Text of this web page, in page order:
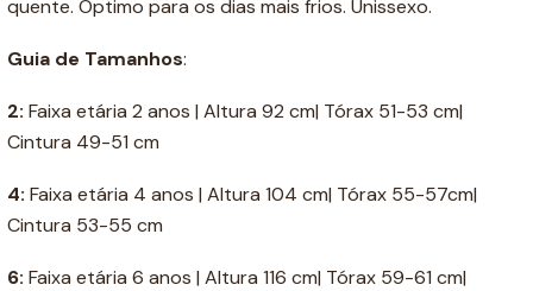
quente. Óptimo para os dias mais frios. Unissexo.
Guia de Tamanhos:
2: Faixa etária 2 anos | Altura 92 cm| Tórax 51-53 cm|
Cintura 49-51 cm
4: Faixa etária 4 anos | Altura 104 cm| Tórax 55-57cm|
Cintura 53-55 cm
6: Faixa etária 6 anos | Altura 116 cm| Tórax 59-61 cm|